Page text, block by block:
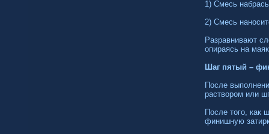
1) Смесь
2) Смесь
Разравнивают
опираясь на
Шаг пятый –
После
раствором или
После того, как
финишную